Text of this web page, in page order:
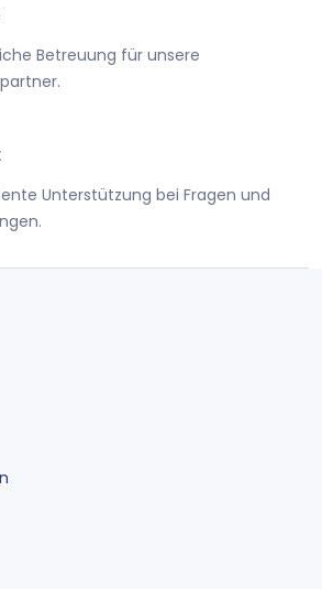
Betreuung für unsere
Unterstützung bei Fragen und